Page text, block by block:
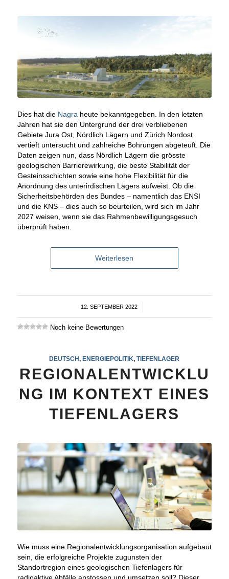
Dies hat die Nagra heute bekanntgegeben. In den letzten
Jahren hat sie den Untergrund der drei verbliebenen
Gebiete Jura Ost, Nördlich Lägern und Zürich Nordost
vertieft untersucht und zahlreiche Bohrungen abgeteuft. Die
Daten zeigen nun, dass Nördlich Lägern die grösste
geologischen Barrierewirkung, die beste Stabilität der
Gesteinsschichten sowie eine hohe Flexibilität für die
Anordnung des unterirdischen Lagers aufweist. Ob die
Sicherheitsbehörden des Bundes – namentlich das ENSI
und die KNS – dies auch so beurteilen, wird sich im Jahr
2027 weisen, wenn sie das Rahmenbewilligungsgesuch
überprüft haben.
Weiterlesen
12. SEPTEMBER 2022
/
Noch keine Bewertungen
DEUTSCH,ENERGIEPOLITIK,TIEFENLAGER
REGIONALENTWICKLU
NG IM KONTEXT EINES
TIEFENLAGERS
Wie muss eine Regionalentwicklungsorganisation aufgebaut
sein, die erfolgreiche Projekte zugunsten der
Standortregion eines geologischen Tiefenlagers für